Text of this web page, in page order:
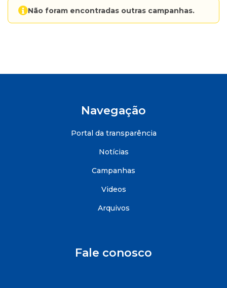
Não foram encontradas outras campanhas.
Navegação
Portal da transparência
Notícias
Campanhas
Videos
Arquivos
Fale conosco